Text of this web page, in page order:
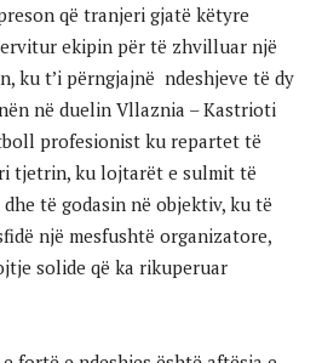
që tranjeri gjatë këtyre
ekipin për të zhvilluar një
ku t’i përngjajnë ndeshjeve të dy
në duelin Vllaznia – Kastrioti
profesionist ku repartet të
tjetrin, ku lojtarët e sulmit të
të godasin në objektiv, ku të
një mesfushtë organizatore,
solide që ka rikuperuar